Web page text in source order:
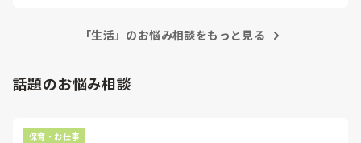
「生活」のお悩み相談をもっと見る
話題のお悩み相談
保育・お仕事